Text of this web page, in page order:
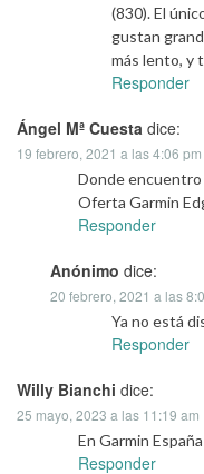
(830). El
gustan
más lento, y
Responder
Ángel Mª Cuesta dice:
19 febrero, 2021 a las 4:06 pm
Donde
Oferta Garmin
Responder
Anónimo dice:
20 febrero, 2021 a las
Ya no está
Responder
Willy Bianchi dice:
25 mayo, 2023 a las 11:19 am
En Garmin
Responder